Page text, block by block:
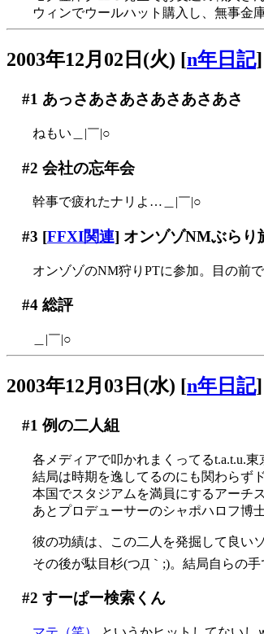
ウィンでウールハット購入し、無事金
2003年12月02日(火) [n年日記]
#1 あっさあさあさあさあさあさ
ねもい＿|￣|○
#2 会社の忘年会
幹事で疲れたナリよ…＿|￣|○
#3 [FFXI関連] オンゾゾNMぶらり
オンゾゾのNM狩りPTに参加。目の前
#4総評
＿|￣|○
2003年12月03日(水) [n年日記]
#1 例の二人組
各メディアで叩かれまくってるt.a.t.u.東
結局は時期を逸してるのにも関わらず
本国でスタジアムを満員にするアーチ
あとプロデューサーのシャポハロフ博士
彼の功績は、この二人を発掘して良い
その後が駄目杉(つД｀;)。結局自らの
#2 すーぱー検索くん